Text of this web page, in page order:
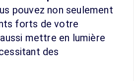
pouvez non seulement
forts de votre
mettre en lumière
des